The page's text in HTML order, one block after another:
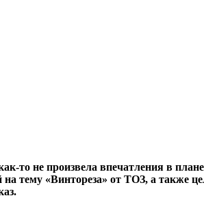
не произвела впечатления в
тему «Винтореза» от ТОЗ, а также